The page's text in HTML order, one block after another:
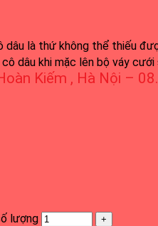
dâu là thứ không thể thiếu
dâu khi mặc lên bộ váy cưới
Kiếm , Hà Nội –
lượng